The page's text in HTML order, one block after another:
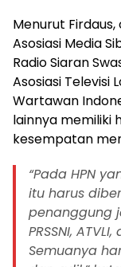
Menurut
Asosiasi Media
Radio Siaran
Asosiasi Televisi
Wartawan
lainnya memiliki
kesempatan
“Pada HPN
itu harus
penanggung
PRSSNI,
Semuanya